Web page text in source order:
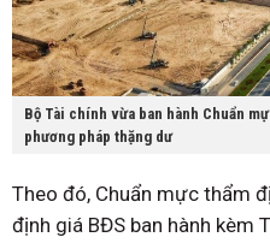
Bộ Tài chính vừa ban hành Chuẩn
phương pháp thặng dư
Theo đó, Chuẩn mực thẩm
định giá BĐS ban hành